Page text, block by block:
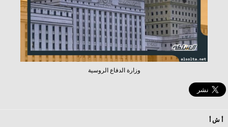
وزارة الدفاع الروسية
أ ش أ